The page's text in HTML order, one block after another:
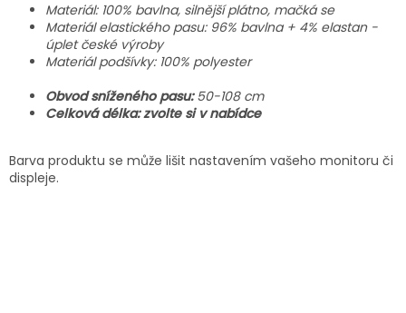
Materiál: 100% bavlna, silnější plátno, mačká se
Materiál elastického pasu: 96% bavlna + 4% elastan -
úplet české výroby
Materiál podšívky: 100% polyester
Obvod sníženého pasu: 50-108 cm
Celková délka: zvolte si v nabídce
Barva produktu se může lišit nastavením vašeho monitoru či
displeje.